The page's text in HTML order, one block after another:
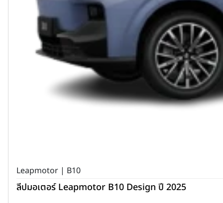
Leapmotor | B10
ลีปมอเตอร์ Leapmotor B10 Design ปี 2025